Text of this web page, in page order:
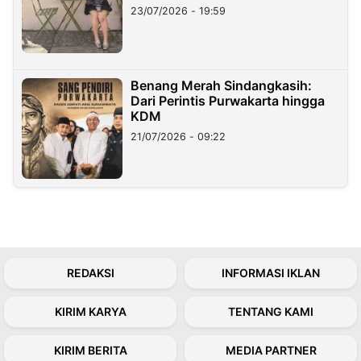
23/07/2026 - 19:59
Benang Merah Sindangkasih:
Dari Perintis Purwakarta hingga
KDM
21/07/2026 - 09:22
REDAKSI INFORMASI IKLAN
KIRIM KARYA TENTANG KAMI
KIRIM BERITA MEDIA PARTNER